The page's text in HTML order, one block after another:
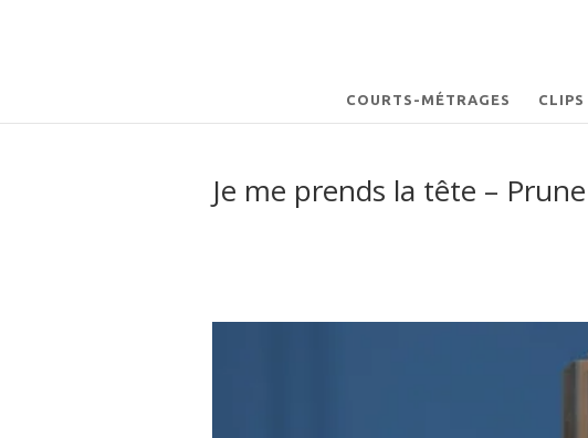
COURTS-MÉTRAGES CLIPS
Je me prends la tête – Prune